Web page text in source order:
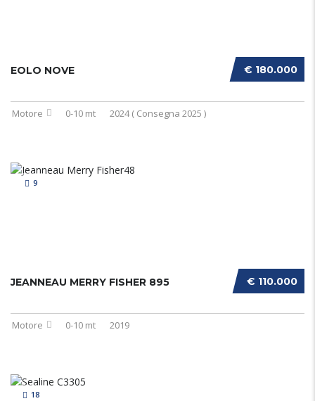
€ 180.000
EOLO NOVE
Motore 0-10 mt 2024 ( Consegna 2025 )
9
€ 110.000
JEANNEAU MERRY FISHER 895
Motore 0-10 mt 2019
18